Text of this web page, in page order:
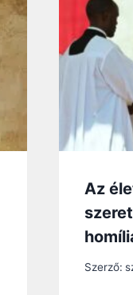
Az
Szerző: